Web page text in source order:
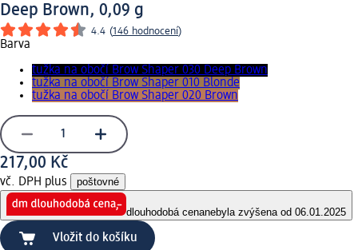
Deep Brown, 0,09 g
4.4 (146 hodnocení)
Barva
tužka na obočí Brow Shaper 030 Deep Brown
tužka na obočí Brow Shaper 010 Blonde
tužka na obočí Brow Shaper 020 Brown
217,00 Kč
vč. DPH plus poštovné
dlouhodobá cenanebyla zvýšena od 06.01.2025
Vložit do košíku